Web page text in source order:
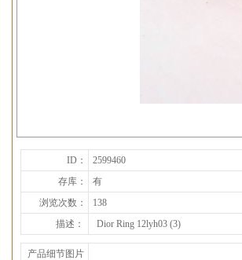
ID： 2599460
存库：
有
浏览次数：
138
描述：
Dior Ring 12lyh03 (3)
产品细节图片